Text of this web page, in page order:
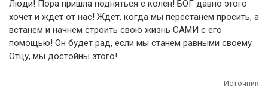
Люди! Пора пришла подняться с колен! БОГ давно этого
хочет и ждет от нас! Ждет, когда мы перестанем просить, а
встанем и начнем строить свою жизнь САМИ с его
помощью! Он будет рад, если мы станем равными своему
Отцу, мы достойны этого!
Источник